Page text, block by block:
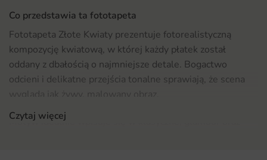
Co przedstawia ta fototapeta
Fototapeta Złote Kwiaty prezentuje fotorealistyczną
kompozycję kwiatową, w której każdy płatek został
oddany z dbałością o najmniejsze detale. Bogactwo
odcieni i delikatne przejścia tonalne sprawiają, że scena
wygląda jak żywy, malowany obraz.
Motyw idealnie wpisuje się w klasyczne, glamour oraz
Czytaj więcej